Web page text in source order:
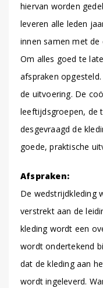
hiervan worden
leveren alle leden
innen samen met
Om alles goed te
afspraken
de uitvoering. De
leeftijdsgroepen, de
desgevraagd de
goede, praktische
Afspraken:
De wedstrijdkleding
verstrekt aan de
kleding wordt een
wordt ondertekend
dat de kleding aan
wordt ingeleverd.